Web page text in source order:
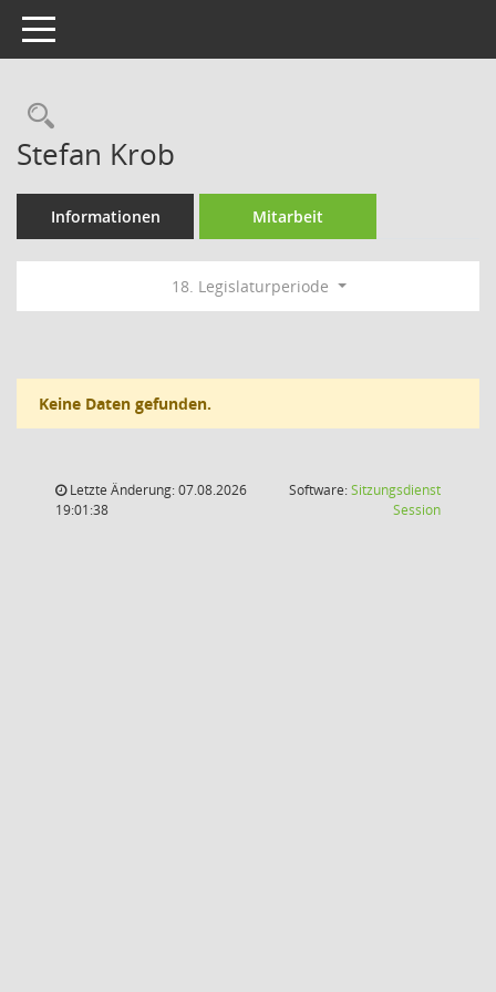
Toggle navigation
Rechercheauswahl
Stefan Krob
Informationen Mitarbeit
18. Legislaturperiode
Keine Daten gefunden.
Letzte Änderung: 07.08.2026
19:01:38
Software:Sitzungsdienst
Session(Wird in